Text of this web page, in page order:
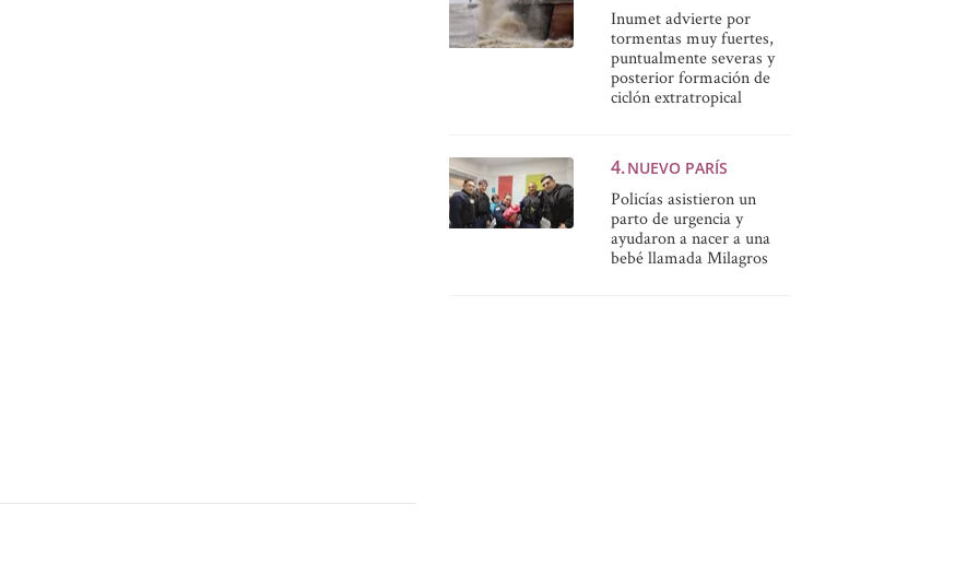
Inumet advierte por
tormentas muy fuertes,
puntualmente severas y
posterior formación de
ciclón extratropical
NUEVO PARÍS
Policías asistieron un
parto de urgencia y
ayudaron a nacer a una
bebé llamada Milagros